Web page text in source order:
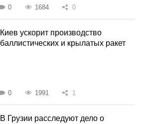
0 1684 0
Киев ускорит производство
баллистических и крылатых ракет
0 1991 1
В Грузии расследуют дело о